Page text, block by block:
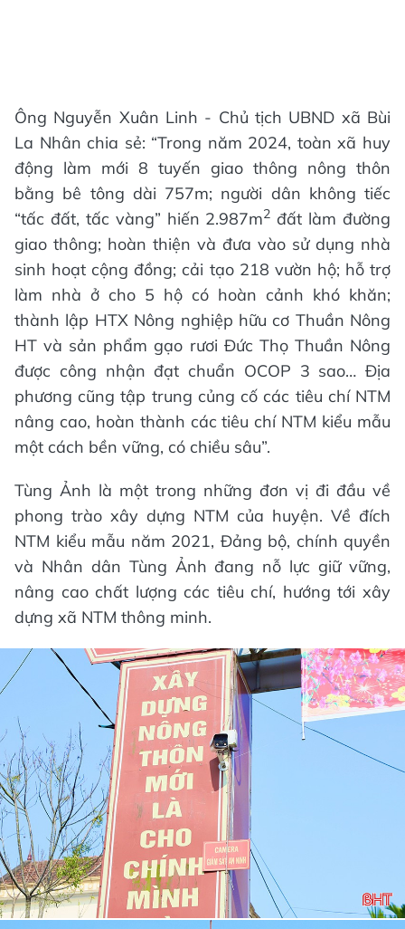
Ông Nguyễn Xuân Linh - Chủ tịch UBND xã Bùi
La Nhân chia sẻ: “Trong năm 2024, toàn xã huy
động làm mới 8 tuyến giao thông nông thôn
bằng bê tông dài 757m; người dân không tiếc
“tấc đất, tấc vàng” hiến 2.987m2 đất làm đường
giao thông; hoàn thiện và đưa vào sử dụng nhà
sinh hoạt cộng đồng; cải tạo 218 vườn hộ; hỗ trợ
làm nhà ở cho 5 hộ có hoàn cảnh khó khăn;
thành lập HTX Nông nghiệp hữu cơ Thuần Nông
HT và sản phẩm gạo rươi Đức Thọ Thuần Nông
được công nhận đạt chuẩn OCOP 3 sao… Địa
phương cũng tập trung củng cố các tiêu chí NTM
nâng cao, hoàn thành các tiêu chí NTM kiểu mẫu
một cách bền vững, có chiều sâu”.
Tùng Ảnh là một trong những đơn vị đi đầu về
phong trào xây dựng NTM của huyện. Về đích
NTM kiểu mẫu năm 2021, Đảng bộ, chính quyền
và Nhân dân Tùng Ảnh đang nỗ lực giữ vững,
nâng cao chất lượng các tiêu chí, hướng tới xây
dựng xã NTM thông minh.